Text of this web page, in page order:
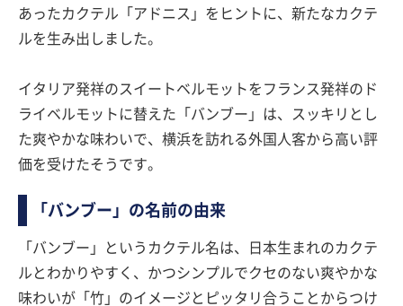
あったカクテル「アドニス」をヒントに、新たなカクテ
ルを生み出しました。
イタリア発祥のスイートベルモットをフランス発祥のド
ライベルモットに替えた「バンブー」は、スッキリとし
た爽やかな味わいで、横浜を訪れる外国人客から高い評
価を受けたそうです。
「バンブー」の名前の由来
「バンブー」というカクテル名は、日本生まれのカクテ
ルとわかりやすく、かつシンプルでクセのない爽やかな
味わいが「竹」のイメージとピッタリ合うことからつけ